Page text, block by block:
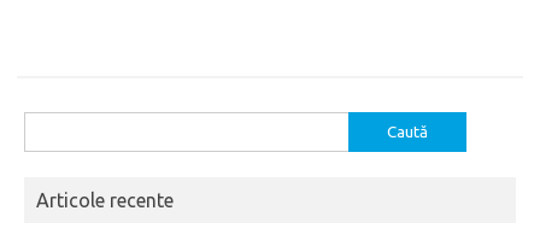
după:
Articole recente